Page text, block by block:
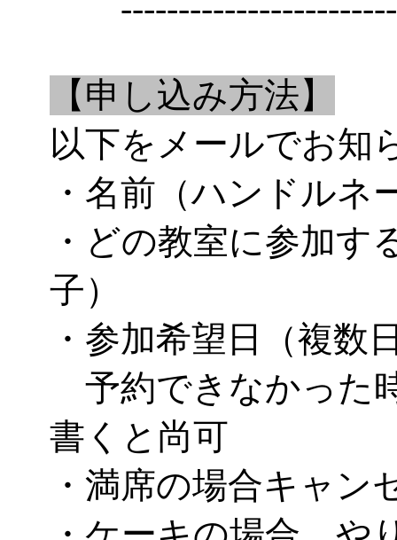
【申し込み方法】
以下をメールでお知
・名前（ハンドルネ
・どの教室に参加す
子）
・参加希望日（複数
予約できなかった
書くと尚可
・満席の場合キャ